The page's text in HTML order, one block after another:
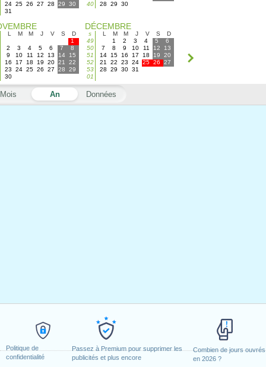
Politique de
confidentialité
Passez à Premium pour supprimer les
publicités et plus encore
Combien de jours ouvrés
en 2026 ?
24 25 26 27 28 29
30
31
40
28 29 30
L M M J V S
D
1
2
3 4 5 6 7
8
9
10 11 12 13 14
15
16
17 18 19 20 21
22
23
24 25 26 27 28
29
30
DÉCEMBRE
s L M M J V S
D
49
1 2 3 4 5
6
50
7 8 9 10 11 12
13
51
14 15 16 17 18 19
20
52
21 22 23 24 25 26
27
53
28 29 30 31
01
Mois An Données